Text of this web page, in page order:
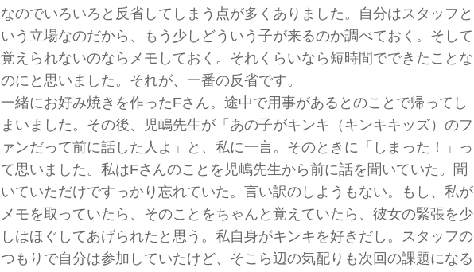
なのでいろいろと反省してしまう点が多くありました。自分はスタッフと
いう立場なのだから、もう少しどういう子が来るのか調べておく。そして
覚えられないのならメモしておく。それくらいなら短時間でできたことな
のにと思いました。それが、一番の反省です。
一緒にお好み焼きを作ったFさん。途中で用事があるとのことで帰ってし
まいました。その後、児嶋先生が「あの子がキンキ（キンキキッズ）のフ
ァンだって前に話した人よ」と、私に一言。そのときに「しまった！」っ
て思いました。私はFさんのことを児嶋先生から前に話を聞いていた。聞
いていただけですっかり忘れていた。言い訳のしようもない。もし、私が
メモを取っていたら、そのことをちゃんと覚えていたら、彼女の緊張を少
しはほぐしてあげられたと思う。私自身がキンキを好きだし。スタッフの
つもりで自分は参加していたけど、そこら辺の気配りも次回の課題になる